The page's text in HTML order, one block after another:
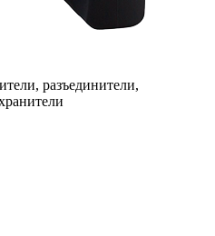
разъединители,